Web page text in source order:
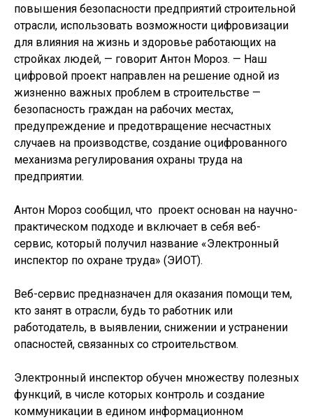
повышения безопасности предприятий строительной
отрасли, использовать возможности цифровизации
для влияния на жизнь и здоровье работающих на
стройках людей, — говорит Антон Мороз. — Наш
цифровой проект направлен на решение одной из
жизненно важных проблем в строительстве —
безопасность граждан на рабочих местах,
предупреждение и предотвращение несчастных
случаев на производстве, создание оцифрованного
механизма регулирования охраны труда на
предприятии.
Антон Мороз сообщил, что проект основан на научно-
практическом подходе и включает в себя веб-
сервис, который получил название «Электронный
инспектор по охране труда» (ЭИОТ).
Веб-сервис предназначен для оказания помощи тем,
кто занят в отрасли, будь то работник или
работодатель, в выявлении, снижении и устранении
опасностей, связанных со строительством.
Электронный инспектор обучен множеству полезных
функций, в числе которых контроль и создание
коммуникации в едином информационном